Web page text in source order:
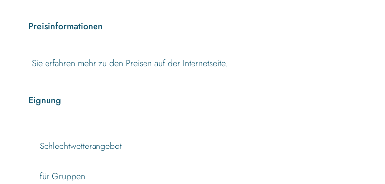
Preisinformationen
Sie erfahren mehr zu den Preisen auf der Internetseite.
Eignung
Schlechtwetterangebot
für Gruppen